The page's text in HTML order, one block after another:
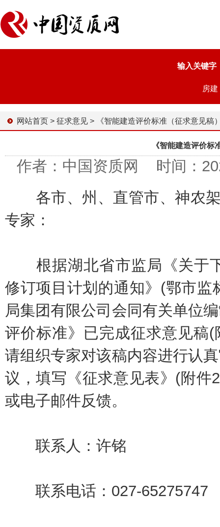
输入关键字
房建
网站首页 > 征求意见 > 《智能建造评价标准（征求意见稿
《智能建造评价标
作者：中国资质网 时间：
各市、州、直管市、神农架
专家：
根据湖北省市监局《关于
修订项目计划的通知》(鄂市监
局集团有限公司会同有关单位
评价标准》已完成征求意见稿
请组织专家对该稿内容进行认
议，填写《征求意见表》(附件
或电子邮件反馈。
联系人：许铭
联系电话：027-65275747